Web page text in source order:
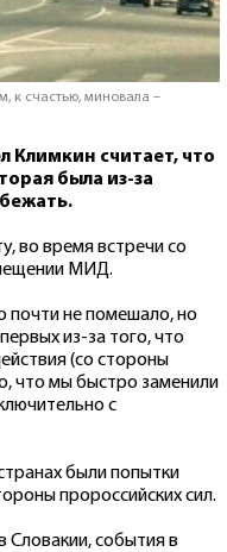
к счастью, миновала –
Климкин считает, что
была из-за
во время встречи со
МИД.
почти не помешало, но
из-за того, что
(со стороны
что мы быстро заменили
с
были попытки
пророссийских сил.
Словакии, события в